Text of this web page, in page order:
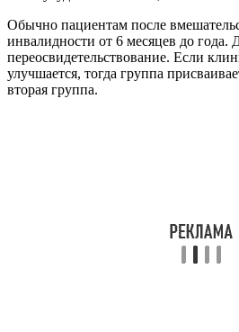
Обычно пациентам после
инвалидности от 6 месяцев до года.
переосвидетельствование. Если
улучшается, тогда группа
вторая группа.